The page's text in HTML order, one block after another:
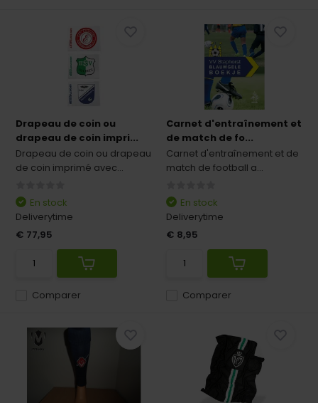
Drapeau de coin ou
drapeau de coin impri...
Drapeau de coin ou drapeau
de coin imprimé avec...
Comparer
En stock
Deliverytime
€ 77,95
Carnet d'entraînement et
de match de fo...
Carnet d'entraînement et de
match de football a...
Comparer
En stock
Deliverytime
€ 8,95